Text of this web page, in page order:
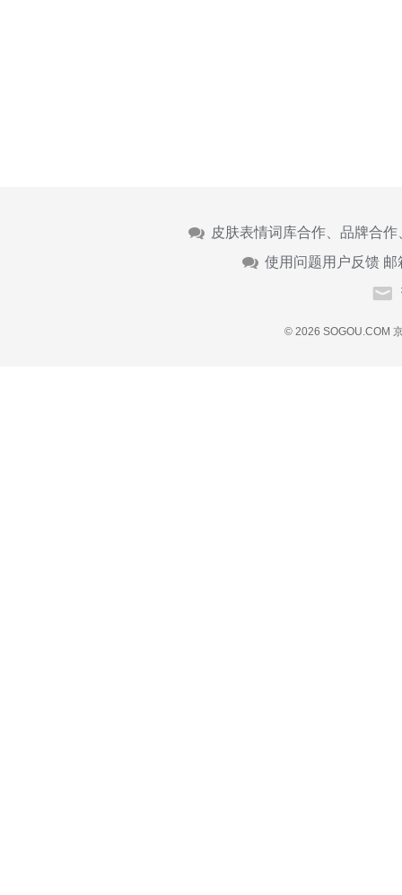
皮肤表情词库合作、品牌合
使用问题用户反馈 邮
© 2026 SOGOU.COM